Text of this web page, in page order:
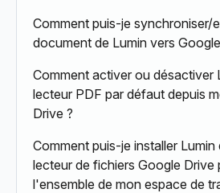
Comment puis-je synchroniser/
document de Lumin vers
Comment activer ou désactiver
lecteur PDF par défaut depuis
Drive ?
Comment puis-je installer Lumin
lecteur de fichiers Google Drive
l'ensemble de mon espace de